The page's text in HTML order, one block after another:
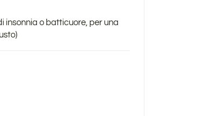
insonnia o batticuore, per una